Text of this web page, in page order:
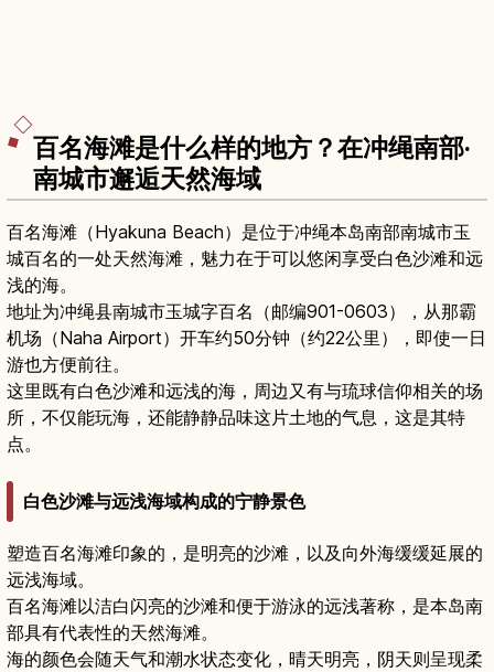
百名海滩是什么样的地方？在冲绳南部·
南城市邂逅天然海域
百名海滩（Hyakuna Beach）是位于冲绳本岛南部南城市玉
城百名的一处天然海滩，魅力在于可以悠闲享受白色沙滩和远
浅的海。
地址为冲绳县南城市玉城字百名（邮编901-0603），从那霸
机场（Naha Airport）开车约50分钟（约22公里），即使一日
游也方便前往。
这里既有白色沙滩和远浅的海，周边又有与琉球信仰相关的场
所，不仅能玩海，还能静静品味这片土地的气息，这是其特
点。
白色沙滩与远浅海域构成的宁静景色
塑造百名海滩印象的，是明亮的沙滩，以及向外海缓缓延展的
远浅海域。
百名海滩以洁白闪亮的沙滩和便于游泳的远浅著称，是本岛南
部具有代表性的天然海滩。
海的颜色会随天气和潮水状态变化，晴天明亮，阴天则呈现柔